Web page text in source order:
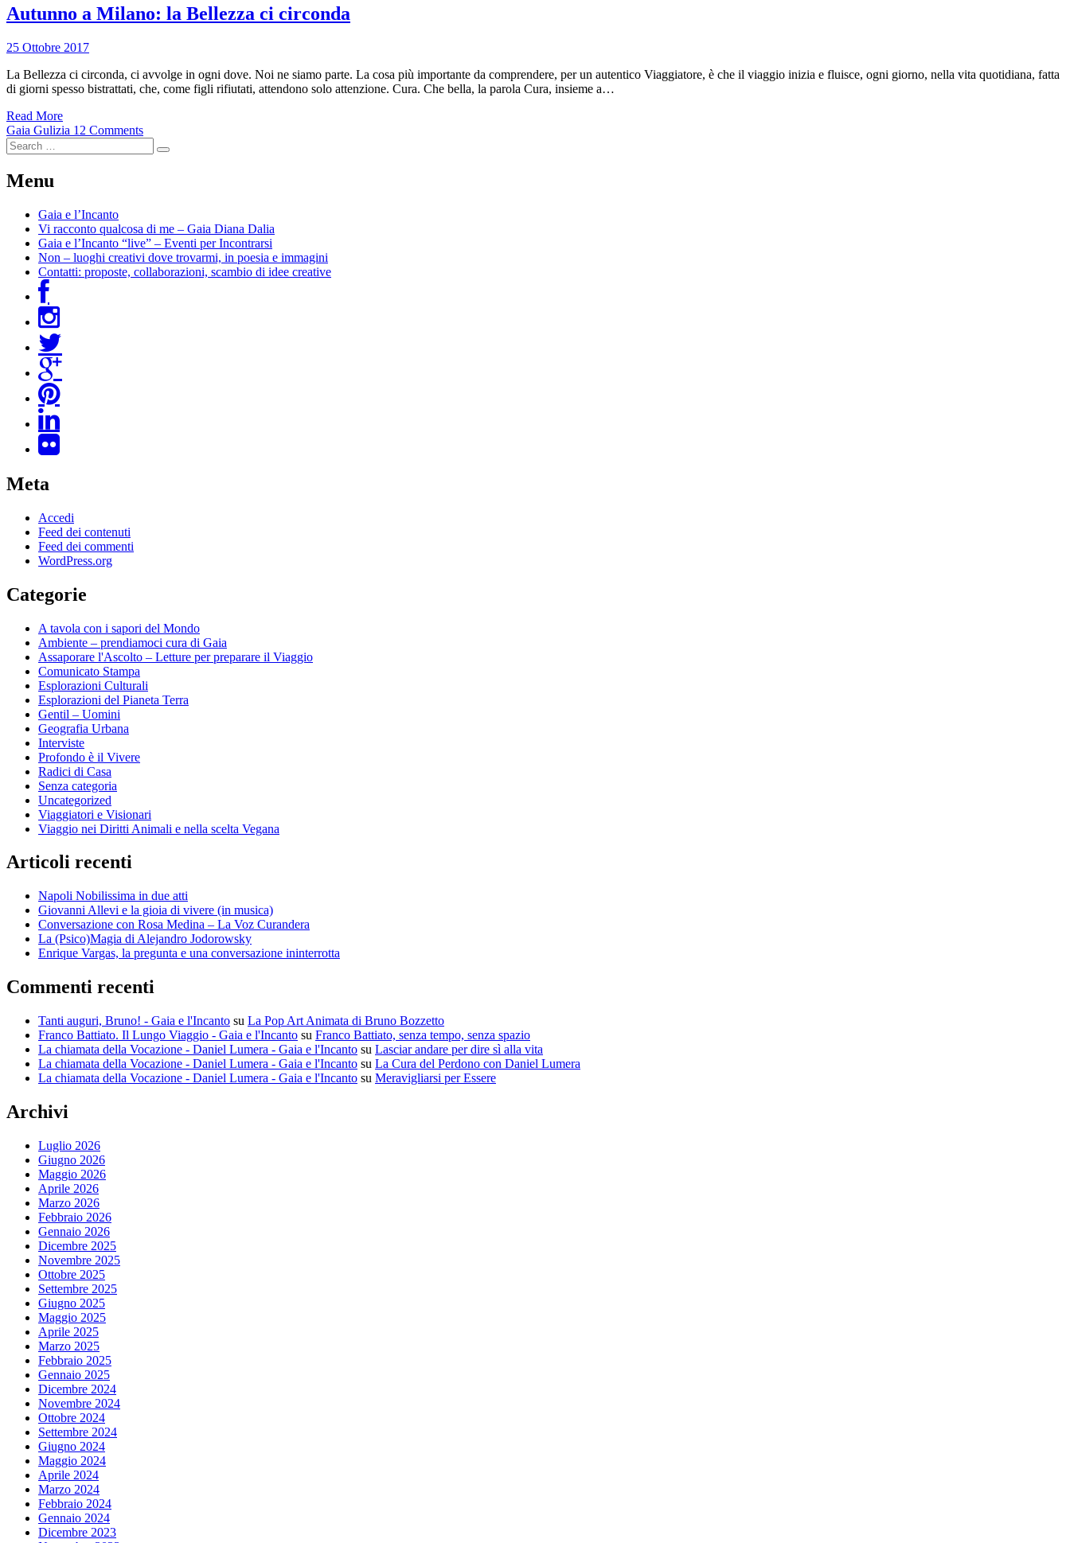
Autunno a Milano: la Bellezza ci circonda
25 Ottobre 2017
La Bellezza ci circonda, ci avvolge in ogni dove. Noi ne siamo parte. La cosa più importante da comprendere, per un autentico Viaggiatore, è che il viaggio inizia e fluisce, ogni giorno, nella vita quotidiana, fatta
di giorni spesso bistrattati, che, come figli rifiutati, attendono solo attenzione. Cura. Che bella, la parola Cura, insieme a…
Read More
Gaia Gulizia 12 Comments
Menu
Gaia e l’Incanto
Vi racconto qualcosa di me – Gaia Diana Dalia
Gaia e l’Incanto “live” – Eventi per Incontrarsi
Non – luoghi creativi dove trovarmi, in poesia e immagini
Contatti: proposte, collaborazioni, scambio di idee creative
Meta
Accedi
Feed dei contenuti
Feed dei commenti
WordPress.org
Categorie
A tavola con i sapori del Mondo
Ambiente – prendiamoci cura di Gaia
Assaporare l'Ascolto – Letture per preparare il Viaggio
Comunicato Stampa
Esplorazioni Culturali
Esplorazioni del Pianeta Terra
Gentil – Uomini
Geografia Urbana
Interviste
Profondo è il Vivere
Radici di Casa
Senza categoria
Uncategorized
Viaggiatori e Visionari
Viaggio nei Diritti Animali e nella scelta Vegana
Articoli recenti
Napoli Nobilissima in due atti
Giovanni Allevi e la gioia di vivere (in musica)
Conversazione con Rosa Medina – La Voz Curandera
La (Psico)Magia di Alejandro Jodorowsky
Enrique Vargas, la pregunta e una conversazione ininterrotta
Commenti recenti
Tanti auguri, Bruno! - Gaia e l'Incanto su La Pop Art Animata di Bruno Bozzetto
Franco Battiato. Il Lungo Viaggio - Gaia e l'Incanto su Franco Battiato, senza tempo, senza spazio
La chiamata della Vocazione - Daniel Lumera - Gaia e l'Incanto su Lasciar andare per dire sì alla vita
La chiamata della Vocazione - Daniel Lumera - Gaia e l'Incanto su La Cura del Perdono con Daniel Lumera
La chiamata della Vocazione - Daniel Lumera - Gaia e l'Incanto su Meravigliarsi per Essere
Archivi
Luglio 2026
Giugno 2026
Maggio 2026
Aprile 2026
Marzo 2026
Febbraio 2026
Gennaio 2026
Dicembre 2025
Novembre 2025
Ottobre 2025
Settembre 2025
Giugno 2025
Maggio 2025
Aprile 2025
Marzo 2025
Febbraio 2025
Gennaio 2025
Dicembre 2024
Novembre 2024
Ottobre 2024
Settembre 2024
Giugno 2024
Maggio 2024
Aprile 2024
Marzo 2024
Febbraio 2024
Gennaio 2024
Dicembre 2023